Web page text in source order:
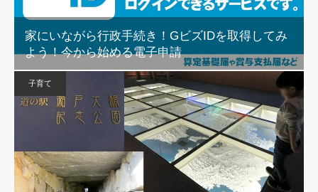
家にいながら行政手続き！GビズIDを取得してみ
よう！今から始める電子申請
子育て